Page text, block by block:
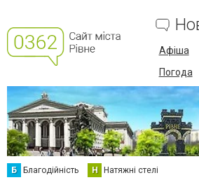
Афіша
Погода
Б Благодійність Н Натяжні стелі